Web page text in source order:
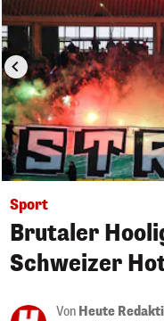
Sport
Brutaler
Schweizer
Von Heute